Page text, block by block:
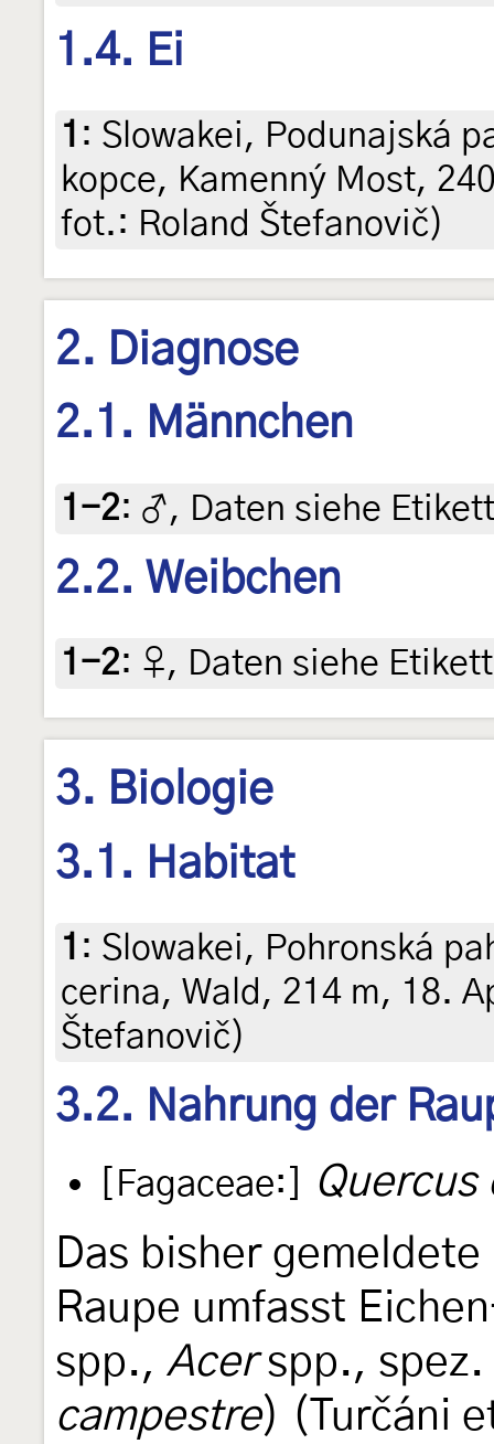
1.4. Ei
1 : Slowakei, Podunajská
kopce, Kamenný Most,
fot.: Roland Štefanovič)
2. Diagnose
2.1. Männchen
1-2: ♂, Daten siehe
2.2. Weibchen
1-2: ♀, Daten siehe
3. Biologie
3.1. Habitat
1 : Slowakei, Pohronská
cerina, Wald, 214 m, 18.
Štefanovič)
3.2. Nahrung der
[Fagaceae:]
Quercus
Das bisher
Raupe umfasst
spp., Acerspp., spez.
campestre) (Turčáni